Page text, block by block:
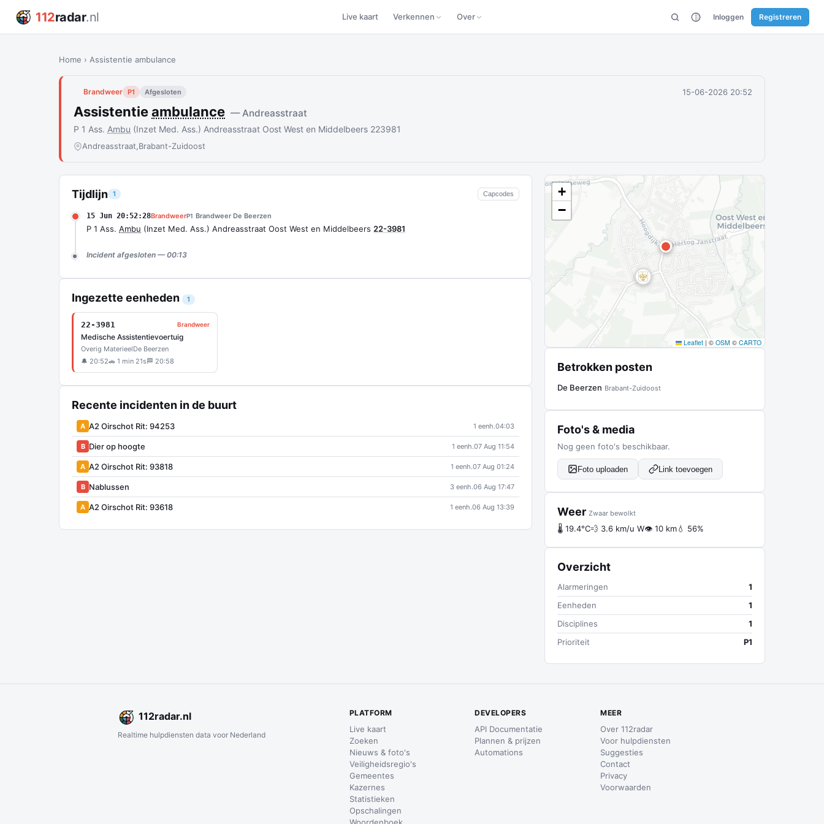
112radar.nl Live kaart Verkennen Over Inloggen Registreren
Home › Assistentie ambulance
Brandweer P1 Afgesloten 15-06-2026 20:52
Assistentieambulance — Andreasstraat
P 1 Ass. Ambu (Inzet Med. Ass.) Andreasstraat Oost West en Middelbeers 223981
Andreasstraat,Brabant-Zuidoost
Tijdlijn 1 Capcodes
15 Jun 20:52:28BrandweerP1 Brandweer De Beerzen
P 1 Ass. Ambu (Inzet Med. Ass.) Andreasstraat Oost West en Middelbeers 22-3981
Incident afgesloten — 00:13
Ingezette eenheden 1
22-3981 Brandweer
Medische Assistentievoertuig
Overig MaterieelDe Beerzen
🔔 20:52🚗 1 min 21s 🏁 20:58
Recente incidenten in de buurt
A A2 Oirschot Rit: 94253 1 eenh.04:03
B Dier op hoogte 1 eenh.07 Aug 11:54
A A2 Oirschot Rit: 93818 1 eenh.07 Aug 01:24
B Nablussen 3 eenh.06 Aug 17:47
A A2 Oirschot Rit: 93618 1 eenh.06 Aug 13:39
+
−
Leaflet | © OSM © CARTO
Betrokken posten
De Beerzen Brabant-Zuidoost
Foto's & media
Nog geen foto's beschikbaar.
Foto uploaden Link toevoegen
Weer Zwaar bewolkt
🌡 19.4°C💨 3.6 km/u W👁 10 km💧 56%
Overzicht
Alarmeringen
1
Eenheden
1
Disciplines
1
Prioriteit
P1
112radar.nl
Realtime hulpdiensten data voor Nederland
PLATFORM
Live kaart
Zoeken
Nieuws & foto's
Veiligheidsregio's
Gemeentes
Kazernes
Statistieken
Opschalingen
DEVELOPERS
API Documentatie
Plannen & prijzen
Automations
MEER
Over 112radar
Voor hulpdiensten
Suggesties
Contact
Privacy
Voorwaarden